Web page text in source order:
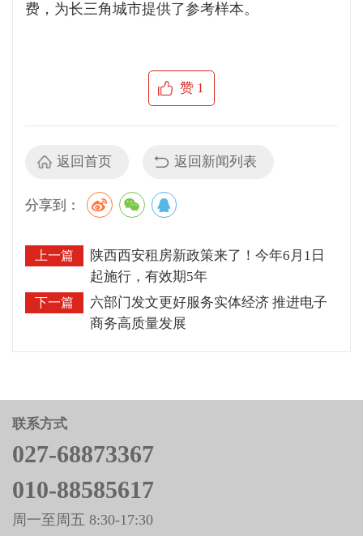
费，为长三角城市提供了参考样本。
赞 1
返回首页 返回新闻列表
分享到：
上一篇
陕西西安租房新政策来了！今年6月1日
起施行，有效期5年
下一篇
六部门发文更好服务实体经济 推进电子
商务高质量发展
联系方式
027-68873367
010-88585617
周一至周五 8:30-17:30